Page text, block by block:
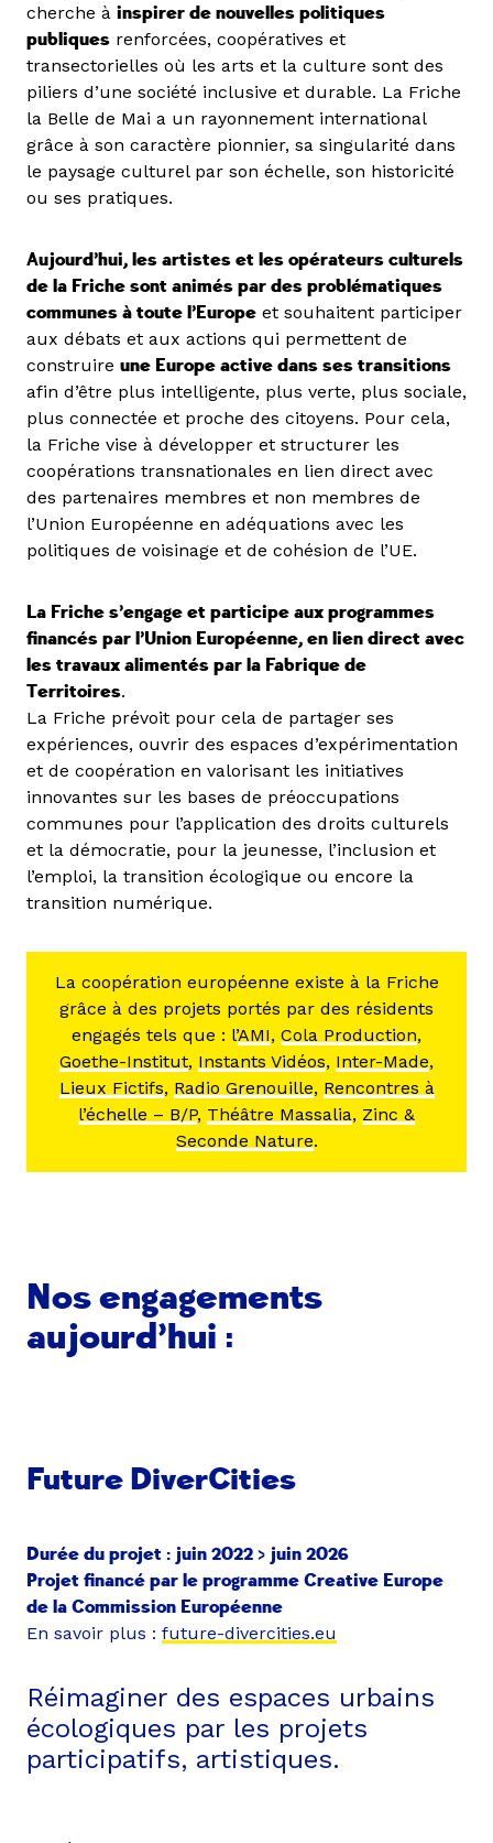
cherche à inspirer de nouvelles politiques
publiques renforcées, coopératives et
transectorielles où les arts et la culture sont des
piliers d’une société inclusive et durable. La Friche
la Belle de Mai a un rayonnement international
grâce à son caractère pionnier, sa singularité dans
le paysage culturel par son échelle, son historicité
ou ses pratiques.
Aujourd’hui, les artistes et les opérateurs culturels
de la Friche sont animés par des problématiques
communes à toute l’Europe et souhaitent participer
aux débats et aux actions qui permettent de
construire une Europe active dans ses transitions
afin d’être plus intelligente, plus verte, plus sociale,
plus connectée et proche des citoyens. Pour cela,
la Friche vise à développer et structurer les
coopérations transnationales en lien direct avec
des partenaires membres et non membres de
l’Union Européenne en adéquations avec les
politiques de voisinage et de cohésion de l’UE.
La Friche s’engage et participe aux programmes
financés par l’Union Européenne, en lien direct avec
les travaux alimentés par la Fabrique de
Territoires.
La Friche prévoit pour cela de partager ses
expériences, ouvrir des espaces d’expérimentation
et de coopération en valorisant les initiatives
innovantes sur les bases de préoccupations
communes pour l’application des droits culturels
et la démocratie, pour la jeunesse, l’inclusion et
l’emploi, la transition écologique ou encore la
transition numérique.
La coopération européenne existe à la Friche
grâce à des projets portés par des résidents
engagés tels que : l’AMI, Cola Production,
Goethe-Institut, Instants Vidéos, Inter-Made,
Lieux Fictifs, Radio Grenouille, Rencontres à
l’échelle – B/P, Théâtre Massalia, Zinc &
Seconde Nature.
Nos engagements
aujourd’hui :
Future DiverCities
Durée du projet : juin 2022 > juin 2026
Projet financé par le programme Creative Europe
de la Commission Européenne
En savoir plus : future-divercities.eu
Réimaginer des espaces urbains
écologiques par les projets
participatifs, artistiques.